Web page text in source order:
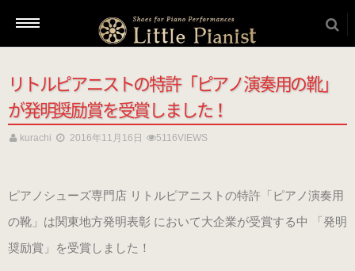
新着情報
本番用（ヒール高2cm）
ローヒール
リトルピアニストの特許「ピアノ演奏用の靴」
が発明奨励賞を受賞しました！
kurachi 2016年11月16日 5116VIEWS
ピアノシューズ専門店 リトルピアニストの特許「ピアノ演奏用
の靴」は関東地方発明表彰 において大企業が受賞する中 「発明
奨励賞」を受賞しました！